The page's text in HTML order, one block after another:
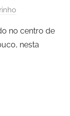
no centro de
nesta